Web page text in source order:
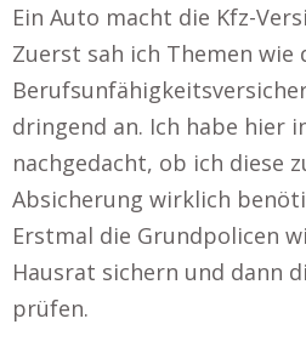
Ein Auto macht die Kfz-
Zuerst sah ich Themen wie
dringend an. Ich habe hier
nachgedacht, ob ich diese
Absicherung wirklich
Erstmal die Grundpolicen
Hausrat sichern und dann
prüfen.